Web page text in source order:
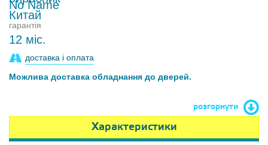
No Name
гарантія
12 міс.
доставка і оплата
Можлива доставка обладнання до дверей.
розгорнути
Характеристики